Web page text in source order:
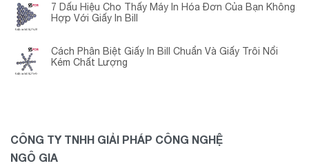
7 Dấu Hiệu Cho Thấy Máy In Hóa Đơn Của Bạn Không
Hợp Với Giấy In Bill
Cách Phân Biệt Giấy In Bill Chuẩn Và Giấy Trôi Nổi
Kém Chất Lượng
CÔNG TY TNHH GIẢI PHÁP CÔNG NGHỆ
NGÔ GIA